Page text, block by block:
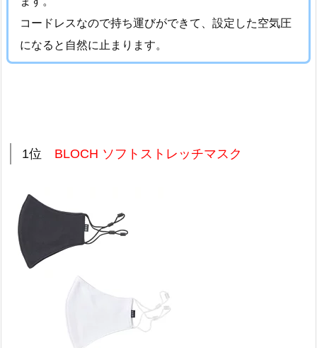
コードレスなので持ち運びができて、設定した空気圧
になると自然に止まります。
1位 BLOCH ソフトストレッチマスク